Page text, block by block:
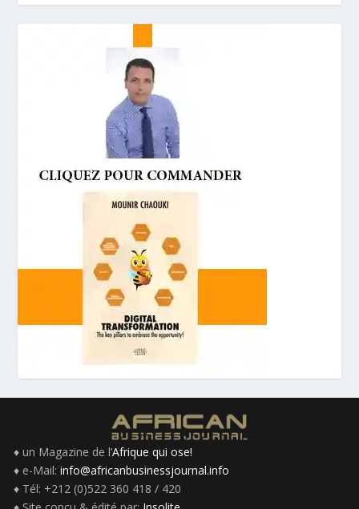
♦ un Magazine de l’Afrique qui ose!
♦ e-Mail: info@africanbusinessjournal.info
♦ Tél: +212 (0)522 360 418 / 420